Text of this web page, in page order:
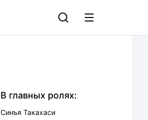
В главных ролях:
Синъя Такахаси